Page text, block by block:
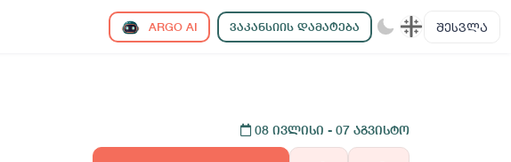
ARGO AI ᲕᲐᲙᲐᲜᲡᲘᲘᲡ ᲓᲐᲛᲐᲢᲔᲑᲐ ᲨᲔᲡᲕᲚᲐ
08 ივლისი - 07 აგვისტო